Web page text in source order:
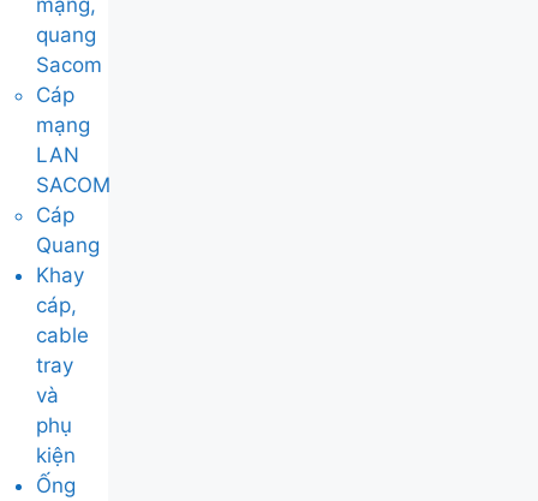
mạng,
quang
Sacom
Cáp
mạng
LAN
SACOM
Cáp
Quang
Khay
cáp,
cable
tray
và
phụ
kiện
Ống